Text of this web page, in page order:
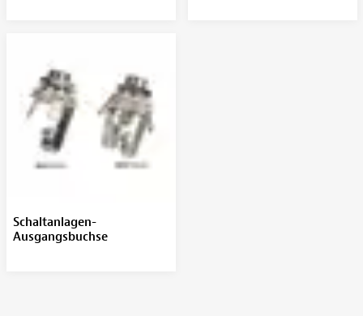
Schaltanlagen-
Ausgangsbuchse